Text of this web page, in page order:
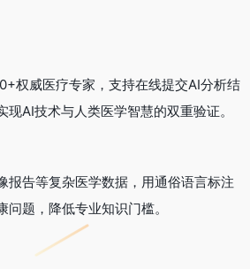
权威医疗专家，支持在线提交AI分析结
AI技术与人类医学智慧的双重验证。
报告等复杂医学数据，用通俗语言标注
题，降低专业知识门槛。